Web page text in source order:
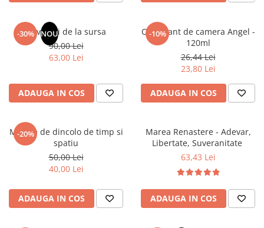
MedConnect
Medicina & Farmacie
Medicina Pentru Toti
SealfHealing
Sport
Terapii Alternative
AudioBook
Beletristica
Carti erotice
-30% NOU
Revelatii de la sursa
90,00 Lei
63,00 Lei
ADAUGA IN COS
-10%
Odorizant de camera Angel -
120ml
26,44 Lei
23,80 Lei
ADAUGA IN COS
-20%
Mesaje de dincolo de timp si
spatiu
50,00 Lei
40,00 Lei
ADAUGA IN COS
Marea Renastere - Adevar,
Libertate, Suveranitate
63,43 Lei
ADAUGA IN COS